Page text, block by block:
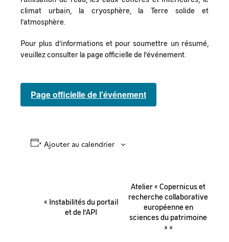
climat urbain, la cryosphère, la Terre solide et
l’atmosphère.
Pour plus d’informations et pour soumettre un résumé,
veuillez consulter la page officielle de l’événement.
Page officielle de l'événement
Ajouter au calendrier
« Instabilités du portail
et de l’API
Atelier « Copernicus et
recherche collaborative
européenne en
sciences du patrimoine
» »